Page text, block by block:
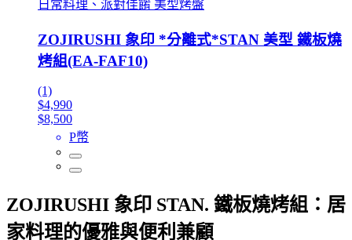
日常料理、派對佳餚 美型烤盤
ZOJIRUSHI 象印 *分離式*STAN 美型 鐵板燒
烤組(EA-FAF10)
(1)
$4,990
$8,500
P幣
ZOJIRUSHI 象印 STAN. 鐵板燒烤組：居
家料理的優雅與便利兼顧